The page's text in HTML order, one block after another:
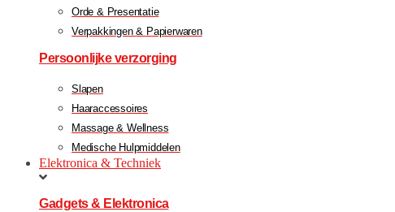
Orde & Presentatie
Verpakkingen & Papierwaren
Persoonlijke verzorging
Slapen
Haaraccessoires
Massage & Wellness
Medische Hulpmiddelen
Elektronica & Techniek
Gadgets & Elektronica